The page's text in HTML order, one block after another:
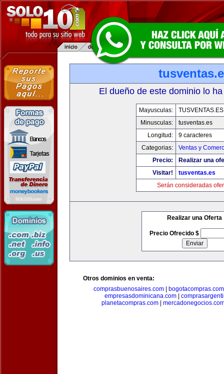
El dueño de este dominio lo
Mayusculas:
TUSVENTAS.ES
Minusculas:
tusventas.es
Longitud:
9 caracteres
Categorias:
Ventas y
Precio:
Realizar una
Visitar!
tusventas.es
Serán consideradas
Realizar una Oferta
Precio Ofrecido $
Otros dominios en venta:
comprasbuenosaires.com
bogotacompras.com
empresasdominicana.com|
planetacompras.com